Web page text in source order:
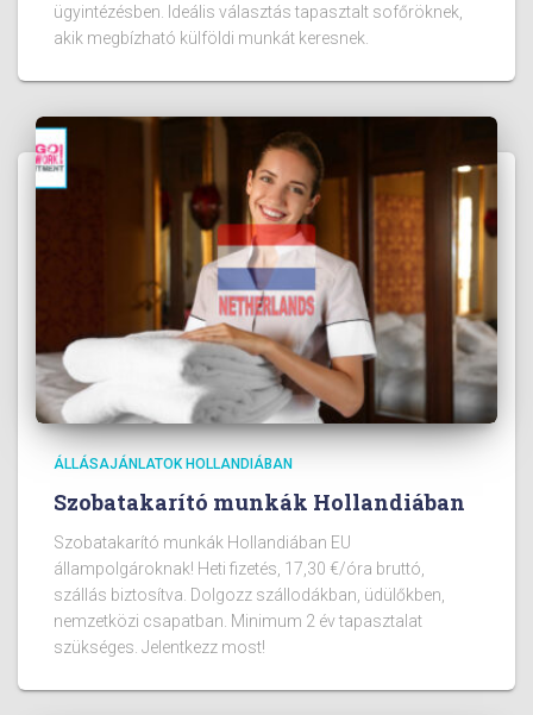
ügyintézésben. Ideális választás tapasztalt sofőröknek,
akik megbízható külföldi munkát keresnek.
ÁLLÁSAJÁNLATOK HOLLANDIÁBAN
Szobatakarító munkák Hollandiában
Szobatakarító munkák Hollandiában EU
állampolgároknak! Heti fizetés, 17,30 €/óra bruttó,
szállás biztosítva. Dolgozz szállodákban, üdülőkben,
nemzetközi csapatban. Minimum 2 év tapasztalat
szükséges. Jelentkezz most!